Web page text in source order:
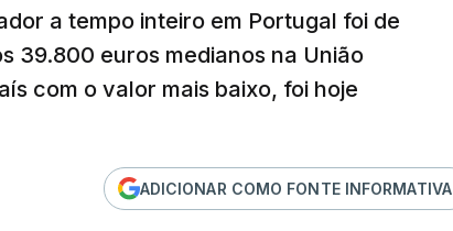
a tempo inteiro em Portugal foi de
39.800 euros medianos na União
com o valor mais baixo, foi hoje
ADICIONAR COMO FONTE INFORMATIVA